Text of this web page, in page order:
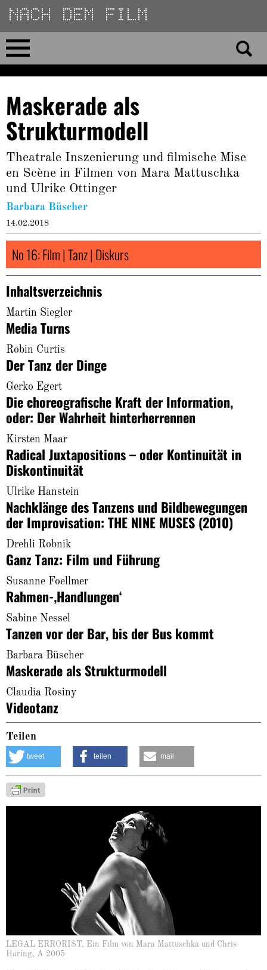
Direkt
zum
Inhalt
Home
No 23
No 01–22
Essays
Reviews
Archiv
About
Maskerade als
Strukturmodell
Theatrale Inszenierung und filmische Mise
en Scène in Filmen von Mara Mattuschka
und Ulrike Ottinger
LEGAL ERRORIST, Ein Film von Mara Mattuschka und Chris
Haring, A 2005
Barbara Büscher
14.02.2018
No 16: Film | Tanz | Diskurs
Inhaltsverzeichnis
Martin Siegler
Media Turns
Robin Curtis
Der Tanz der Dinge
Gerko Egert
Die choreografische Kraft der Information,
oder: Der Wahrheit hinterherrennen
Kirsten Maar
Radical Juxtapositions – oder Kontinuität in
Diskontinuität
Ulrike Hanstein
Nachklänge des Tanzens und Bildbewegungen
der Improvisation: THE NINE MUSES (2010)
Drehli Robnik
Ganz Tanz: Film und Führung
Susanne Foellmer
Rahmen-‚Handlungen‘
Sabine Nessel
Tanzen vor der Bar, bis der Bus kommt
Barbara Büscher
Maskerade als Strukturmodell
Claudia Rosiny
Videotanz
Teilen
tweet teilen mail